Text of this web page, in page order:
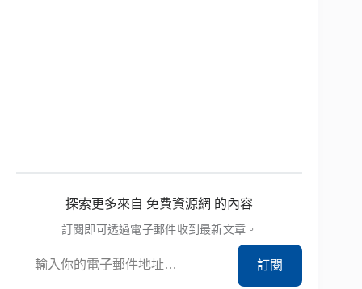
探索更多來自 免費資源網 的內容
訂閱即可透過電子郵件收到最新文章。
訂閱